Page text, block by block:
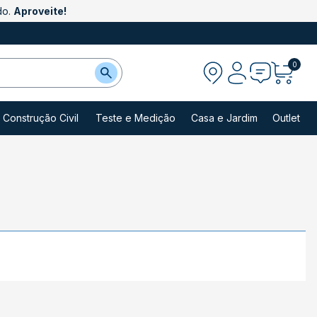
Aproveite!
0
Construção Civil Teste e Medição Casa e Jardim Outlet